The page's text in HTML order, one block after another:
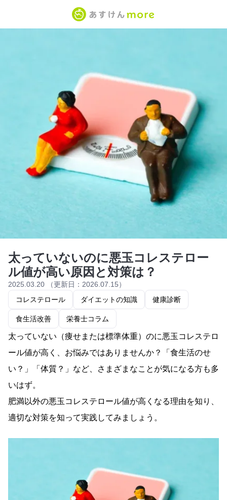
太っていないのに悪玉コレステロー
ル値が高い原因と対策は？
2025.03.20 （更新日：2026.07.15）
コレステロール
ダイエットの知識 健康診断
食生活改善 栄養士コラム
太っていない（痩せまたは標準体重）のに悪玉コレステロ
ール値が高く、お悩みではありませんか？「食生活のせ
い？」「体質？」など、さまざまなことが気になる方も多
いはず。
肥満以外の悪玉コレステロール値が高くなる理由を知り、
適切な対策を知って実践してみましょう。